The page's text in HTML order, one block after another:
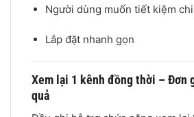
Người dùng muốn tiết kiệm
Lắp đặt nhanh gọn
Xem lại 1 kênh đồng thời – Đơn
quả